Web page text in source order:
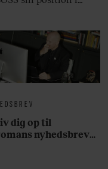
dig op til
nyhedsbrev